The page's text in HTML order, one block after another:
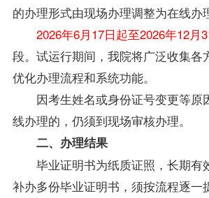
的办理形式由现场办理调整为在线办
2026年6月17日起至2026年12月
段。试运行期间，我院将广泛收集各
优化办理流程和系统功能。
因考生姓名或身份证号变更等原
线办理的，仍须到现场审核办理。
二、办理结果
毕业证明书为纸质证照，长期有
补办多份毕业证明书，须按流程逐一